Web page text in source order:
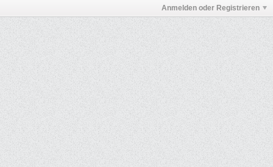
Anmelden oder Registrieren